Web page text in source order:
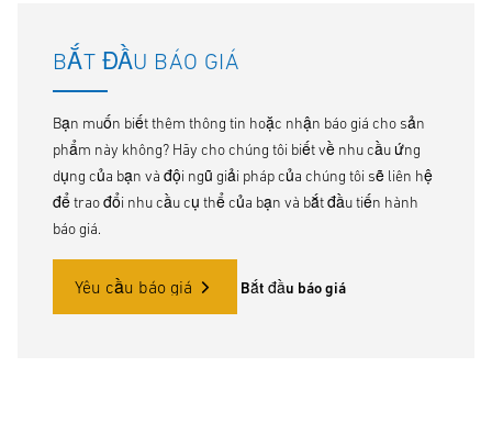
BẮT ĐẦU BÁO GIÁ
Bạn muốn biết thêm thông tin hoặc nhận báo giá cho sản
phẩm này không? Hãy cho chúng tôi biết về nhu cầu ứng
dụng của bạn và đội ngũ giải pháp của chúng tôi sẽ liên hệ
để trao đổi nhu cầu cụ thể của bạn và bắt đầu tiến hành
báo giá.
Yêu cầu báo giá Bắt đầu báo giá